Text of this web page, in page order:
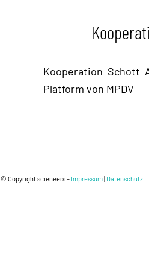
Kooperation Schott
Platform von MPDV
© Copyright scieneers – Impressum Datenschutz